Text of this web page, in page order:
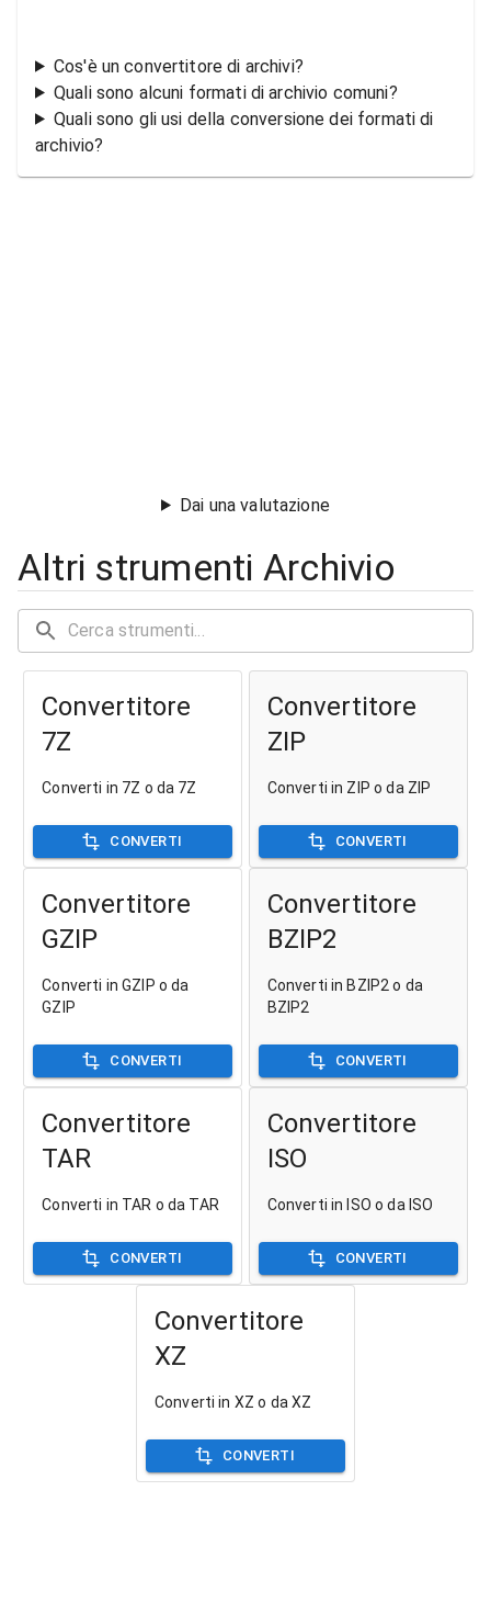
Cos'è un convertitore di archivi?
Quali sono alcuni formati di archivio comuni?
Quali sono gli usi della conversione dei formati di
archivio?
Dai una valutazione
Altri strumenti Archivio
Convertitore
7Z
Converti in 7Z o da 7Z
CONVERTI
Convertitore
ZIP
Converti in ZIP o da ZIP
CONVERTI
Convertitore
GZIP
Converti in GZIP o da
GZIP
CONVERTI
Convertitore
BZIP2
Converti in BZIP2 o da
BZIP2
CONVERTI
Convertitore
TAR
Converti in TAR o da TAR
CONVERTI
Convertitore
ISO
Converti in ISO o da ISO
CONVERTI
Convertitore
XZ
Converti in XZ o da XZ
CONVERTI